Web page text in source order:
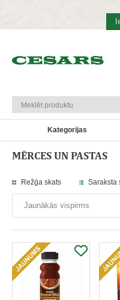
Kategorijas
MĒRCES UN PASTAS
Režģa skats Saraksta